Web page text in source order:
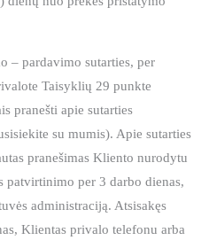
– pardavimo sutarties, per
Taisyklių 29 punkte
pranešti apie sutarties
su mumis). Apie sutarties
pranešimas Kliento nurodytu
patvirtinimo per 3 darbo dienas,
administraciją. Atsisakęs
Klientas privalo telefonu arba